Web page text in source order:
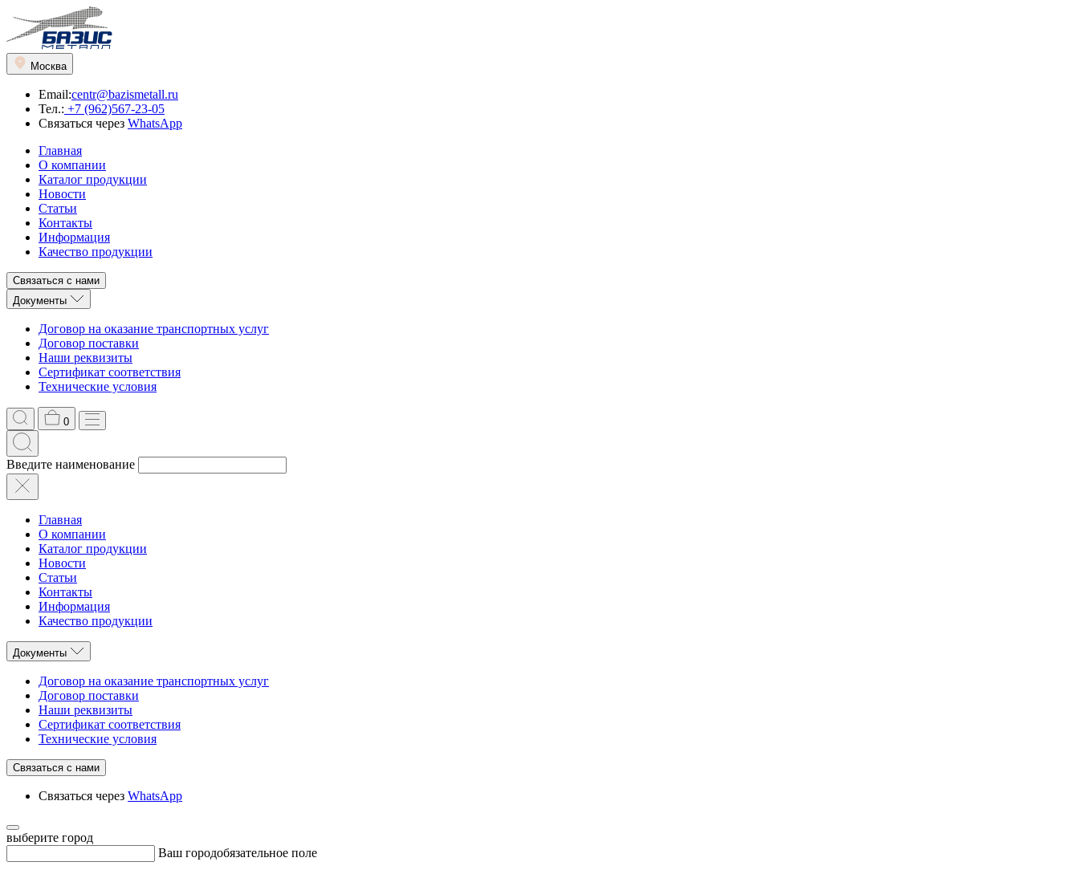
Москва
Email:centr@bazismetall.ru
Тел.: +7 (962)567-23-05
Связаться через WhatsApp
Главная
О компании
Каталог продукции
Новости
Статьи
Контакты
Информация
Качество продукции
Связаться с нами
Документы
Договор на оказание транспортных услуг
Договор поставки
Наши реквизиты
Сертификат соответствия
Технические условия
0
Введите наименование
Главная
О компании
Каталог продукции
Новости
Статьи
Контакты
Информация
Качество продукции
Документы
Договор на оказание транспортных услуг
Договор поставки
Наши реквизиты
Сертификат соответствия
Технические условия
Связаться с нами
Связаться через WhatsApp
выберите город
Ваш городобязательное поле